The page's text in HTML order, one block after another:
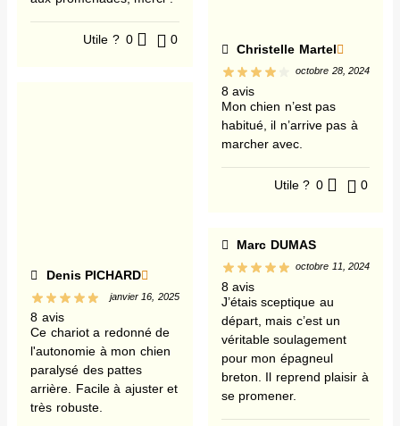
Utile ? 0 0
Denis PICHARD
8 avis
janvier 16, 2025
Ce chariot a redonné de
l'autonomie à mon chien
paralysé des pattes
arrière. Facile à ajuster et
très robuste.
Christelle Martel
8 avis
octobre 28, 2024
Mon chien n’est pas
habitué, il n’arrive pas à
marcher avec.
Utile ? 0 0
Marc DUMAS
8 avis
octobre 11, 2024
J’étais sceptique au
départ, mais c’est un
véritable soulagement
pour mon épagneul
breton. Il reprend plaisir à
se promener.